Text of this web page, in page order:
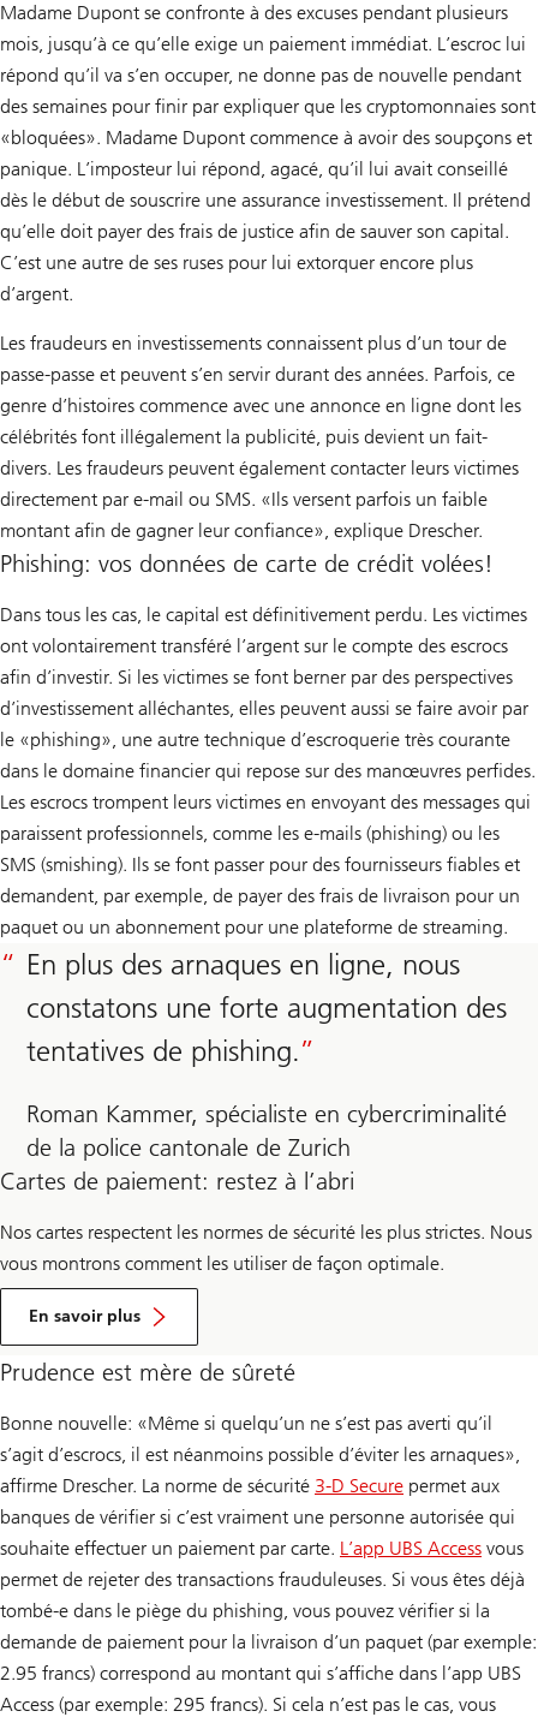
Madame Dupont se confronte à des excuses pendant plusieurs
mois, jusqu’à ce qu’elle exige un paiement immédiat. L’escroc lui
répond qu’il va s’en occuper, ne donne pas de nouvelle pendant
des semaines pour finir par expliquer que les cryptomonnaies sont
«bloquées». Madame Dupont commence à avoir des soupçons et
panique. L’imposteur lui répond, agacé, qu’il lui avait conseillé
dès le début de souscrire une assurance investissement. Il prétend
qu’elle doit payer des frais de justice afin de sauver son capital.
C’est une autre de ses ruses pour lui extorquer encore plus
d’argent.
Les fraudeurs en investissements connaissent plus d’un tour de
passe-passe et peuvent s’en servir durant des années. Parfois, ce
genre d’histoires commence avec une annonce en ligne dont les
célébrités font illégalement la publicité, puis devient un fait-
divers. Les fraudeurs peuvent également contacter leurs victimes
directement par e-mail ou SMS. «Ils versent parfois un faible
montant afin de gagner leur confiance», explique Drescher.
Phishing: vos données de carte de crédit volées!
Dans tous les cas, le capital est définitivement perdu. Les victimes
ont volontairement transféré l’argent sur le compte des escrocs
afin d’investir. Si les victimes se font berner par des perspectives
d’investissement alléchantes, elles peuvent aussi se faire avoir par
le «phishing», une autre technique d’escroquerie très courante
dans le domaine financier qui repose sur des manœuvres perfides.
Les escrocs trompent leurs victimes en envoyant des messages qui
paraissent professionnels, comme les e-mails (phishing) ou les
SMS (smishing). Ils se font passer pour des fournisseurs fiables et
demandent, par exemple, de payer des frais de livraison pour un
paquet ou un abonnement pour une plateforme de streaming.
En plus des arnaques en ligne, nous
constatons une forte augmentation des
tentatives de phishing.
Roman Kammer, spécialiste en cybercriminalité
de la police cantonale de Zurich
Cartes de paiement: restez à l’abri
Nos cartes respectent les normes de sécurité les plus strictes. Nous
vous montrons comment les utiliser de façon optimale.
En savoir plus
Environ
Utilisation
la
Prudence est mère de sûreté
Bonne nouvelle: «Même si quelqu’un ne s’est pas averti qu’il
s’agit d’escrocs, il est néanmoins possible d’éviter les arnaques»,
affirme Drescher. La norme de sécurité 3-D Secure permet aux
banques de vérifier si c’est vraiment une personne autorisée qui
souhaite effectuer un paiement par carte. L’app UBS Access vous
permet de rejeter des transactions frauduleuses. Si vous êtes déjà
tombé-e dans le piège du phishing, vous pouvez vérifier si la
demande de paiement pour la livraison d’un paquet (par exemple:
2.95 francs) correspond au montant qui s’affiche dans l’app UBS
Access (par exemple: 295 francs). Si cela n’est pas le cas, vous